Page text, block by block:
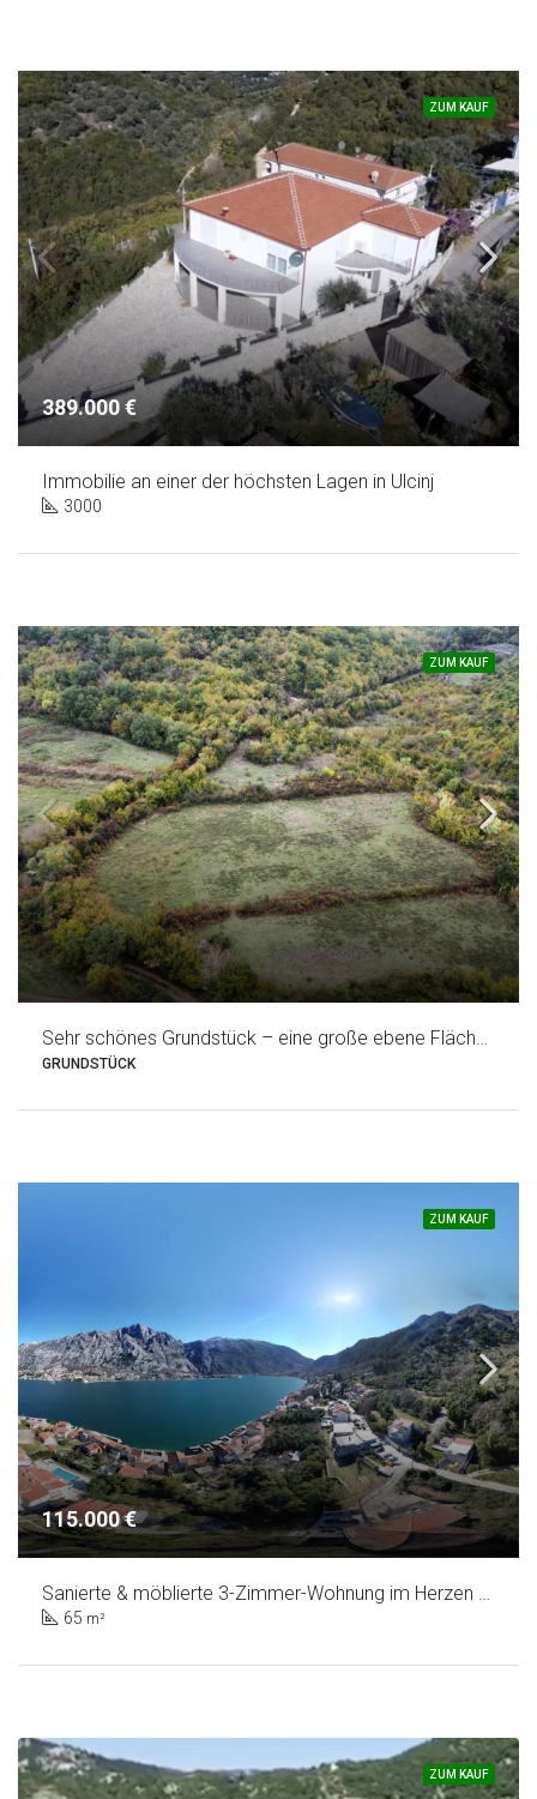
ZUM KAUF
389.000 €
Immobilie an einer der höchsten Lagen in Ulcinj
3000
ZUM KAUF
GRUNDSTÜCK
ZUM KAUF
115.000 €
Sanierte & möblierte 3-Zimmer-Wohnung im Herzen von Bar
65 m²
ZUM KAUF